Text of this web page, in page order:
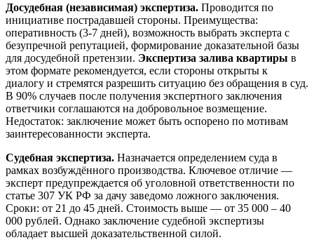
Досудебная (независимая) экспертиза. Проводится по
инициативе пострадавшей стороны. Преимущества:
оперативность (3-7 дней), возможность выбрать эксперта с
безупречной репутацией, формирование доказательной базы
для досудебной претензии. Экспертиза залива квартиры в
этом формате рекомендуется, если стороны открыты к
диалогу и стремятся разрешить ситуацию без обращения в суд.
В 90% случаев после получения экспертного заключения
ответчики соглашаются на добровольное возмещение.
Недостаток: заключение может быть оспорено по мотивам
заинтересованности эксперта.
Судебная экспертиза. Назначается определением суда в
рамках возбуждённого производства. Ключевое отличие —
эксперт предупреждается об уголовной ответственности по
статье 307 УК РФ за дачу заведомо ложного заключения.
Сроки: от 21 до 45 дней. Стоимость выше — от 35 000 – 40
000 рублей. Однако заключение судебной экспертизы
обладает высшей доказательственной силой.